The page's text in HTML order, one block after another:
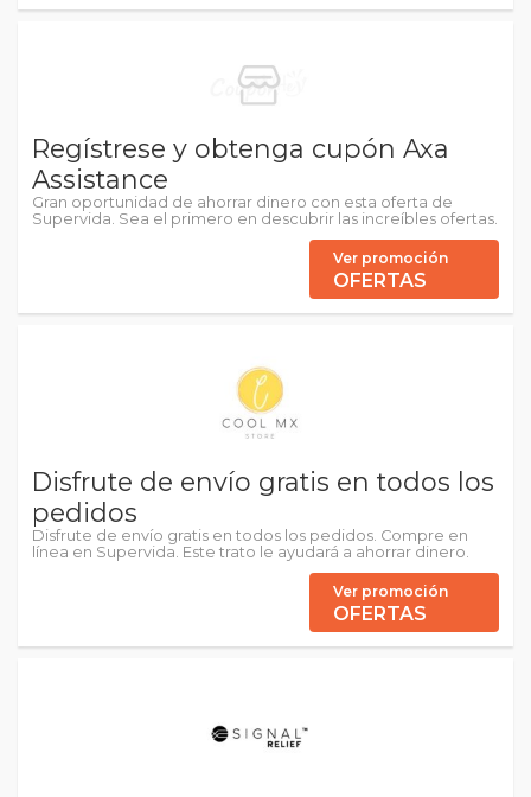
Regístrese y obtenga cupón Axa
Assistance
Gran oportunidad de ahorrar dinero con esta oferta de
Supervida. Sea el primero en descubrir las increíbles ofertas.
Ver promoción
OFERTAS
Disfrute de envío gratis en todos los
pedidos
Disfrute de envío gratis en todos los pedidos. Compre en
línea en Supervida. Este trato le ayudará a ahorrar dinero.
Ver promoción
OFERTAS